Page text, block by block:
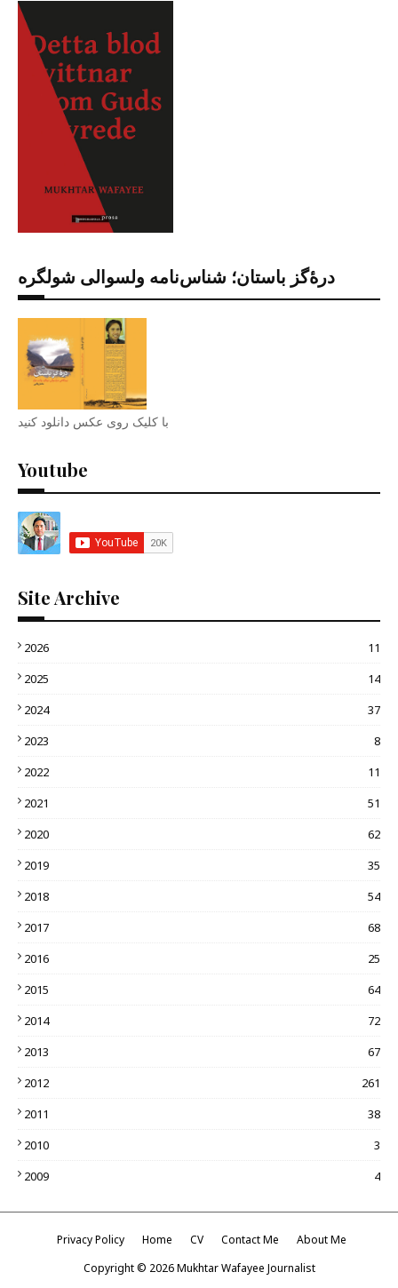
درۀگز باستان؛ شناس‌نامه ولسوالی شولگره
با کلیک روی عکس دانلود کنید
Youtube
Site Archive
2026
11
2025
14
2024
37
2023
8
2022
11
2021
51
2020
62
2019
35
2018
54
2017
68
2016
25
2015
64
2014
72
2013
67
2012
261
2011
38
2010
3
2009
4
Privacy Policy Home CV Contact Me
About Me
Copyright © 2026Mukhtar Wafayee Journalist